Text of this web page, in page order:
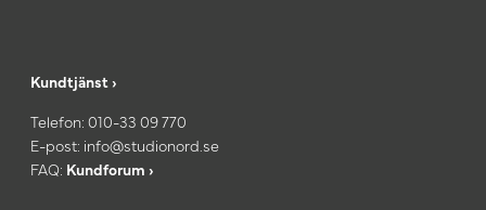
Kundtjänst ›
Telefon: 010-33 09 770
E-post: info@studionord.se
FAQ: Kundforum ›